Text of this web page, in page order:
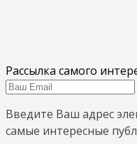
Рассылка самого
Введите Ваш адрес
самые интересные